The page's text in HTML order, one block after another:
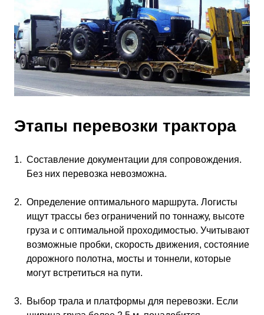
Этапы перевозки трактора
Составление документации для сопровождения.
Без них перевозка невозможна.
Определение оптимального маршрута. Логисты
ищут трассы без ограничений по тоннажу, высоте
груза и с оптимальной проходимостью. Учитывают
возможные пробки, скорость движения, состояние
дорожного полотна, мосты и тоннели, которые
могут встретиться на пути.
Выбор трала и платформы для перевозки. Если